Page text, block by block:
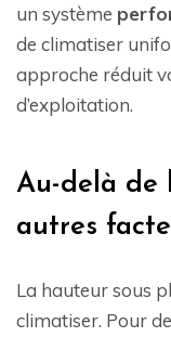
un système
de climatiser
approche réduit
d’exploitation.
Au-delà de
autres
La hauteur sous
climatiser. Pour